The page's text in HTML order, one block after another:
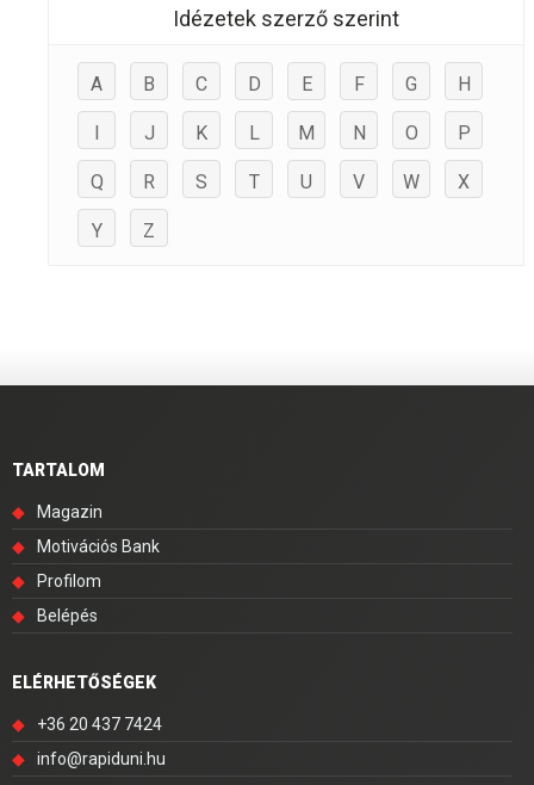
Idézetek szerző szerint
A B C D E F G H
I J K L M N O P
Q R S T U V W X
Y Z
TARTALOM
◆
Magazin
◆
Motivációs Bank
◆
Profilom
◆
Belépés
ELÉRHETŐSÉGEK
◆
+36 20 437 7424
◆
info@rapiduni.hu